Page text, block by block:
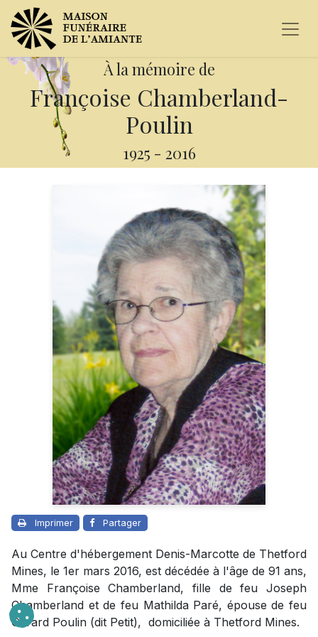
À la mémoire de
Françoise Chamberland-
Poulin
1925 - 2016
Imprimer Partager
Au Centre d'hébergement Denis-Marcotte de Thetford
Mines, le 1er mars 2016, est décédée à l'âge de 91 ans,
Mme Françoise Chamberland, fille de feu Joseph
Chamberland et de feu Mathilda Paré, épouse de feu
Gérard Poulin (dit Petit), domiciliée à Thetford Mines.